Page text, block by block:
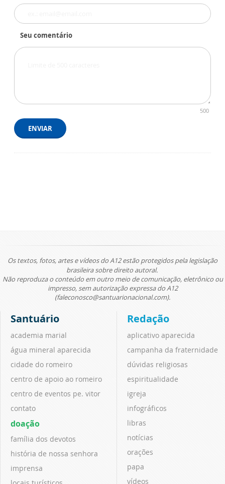
Seu comentário
500
ENVIAR
Os textos, fotos, artes e vídeos do A12 estão protegidos pela legislação
brasileira sobre direito autoral.
Não reproduza o conteúdo em outro meio de comunicação, eletrônico ou
impresso, sem autorização expressa do A12
(faleconosco@santuarionacional.com).
Santuário
academia marial
água mineral aparecida
cidade do romeiro
centro de apoio ao romeiro
centro de eventos pe. vitor
contato
doação
família dos devotos
história de nossa senhora
imprensa
Redação
aplicativo aparecida
campanha da fraternidade
dúvidas religiosas
espiritualidade
igreja
infográficos
libras
notícias
orações
papa
vídeos